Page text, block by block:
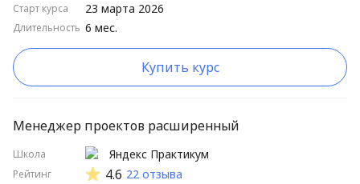
Старт курса
Длительность 6 мес.
23 марта 2026
Купить курс
Менеджер проектов расширенный
Школа
Рейтинг
Яндекс Практикум
4.6 22 отзыва